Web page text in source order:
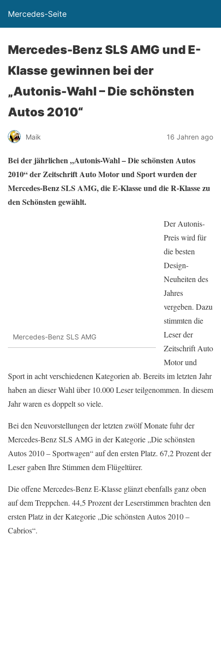
Mercedes-Seite
Mercedes-Benz SLS AMG und E-
Klasse gewinnen bei der
„Autonis-Wahl – Die schönsten
Autos 2010“
Maik 16 Jahren ago
Bei der jährlichen „Autonis-Wahl – Die schönsten Autos
2010“ der Zeitschrift Auto Motor und Sport wurden der
Mercedes-Benz SLS AMG, die E-Klasse und die R-Klasse zu
den Schönsten gewählt.
Mercedes-Benz SLS AMG
Der Autonis-
Preis wird für
die besten
Design-
Neuheiten des
Jahres
vergeben. Dazu
stimmten die
Leser der
Zeitschrift Auto
Motor und
Sport in acht verschiedenen Kategorien ab. Bereits im letzten Jahr
haben an dieser Wahl über 10.000 Leser teilgenommen. In diesem
Jahr waren es doppelt so viele.
Bei den Neuvorstellungen der letzten zwölf Monate fuhr der
Mercedes-Benz SLS AMG in der Kategorie „Die schönsten
Autos 2010 – Sportwagen“ auf den ersten Platz. 67,2 Prozent der
Leser gaben Ihre Stimmen dem Flügeltürer.
Die offene Mercedes-Benz E-Klasse glänzt ebenfalls ganz oben
auf dem Treppchen. 44,5 Prozent der Leserstimmen brachten den
ersten Platz in der Kategorie „Die schönsten Autos 2010 –
Cabrios“.